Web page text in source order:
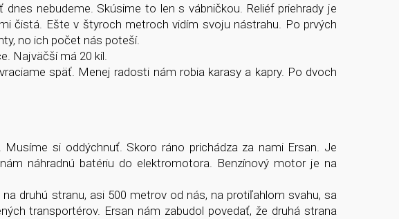
nebudeme. Skúsime to len s vábničkou. Reliéf priehrady je
čistá. Ešte v štyroch metroch vidím svoju nástrahu. Po prvých
no ich počet nás poteší.
Najväčší má 20 kíl.
späť. Menej radosti nám robia karasy a kapry. Po dvoch
si oddýchnuť. Skoro ráno prichádza za nami Ersan. Je
náhradnú batériu do elektromotora. Benzínový motor je na
druhú stranu, asi 500 metrov od nás, na protiľahlom svahu, sa
transportérov. Ersan nám zabudol povedať, že druhá strana